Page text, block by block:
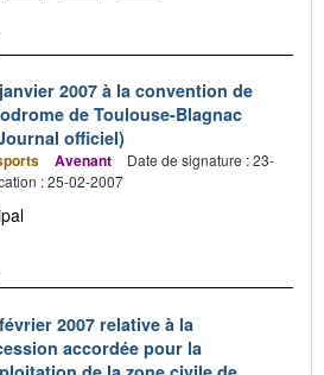
2007 à la convention de
de Toulouse-Blagnac
officiel)
Avenant
Date de signature : 23-
: 25-02-2007
2007 relative à la
accordée pour la